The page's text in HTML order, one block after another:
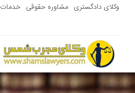
وکلای دادگستری مشاوره حقوقی خدمات